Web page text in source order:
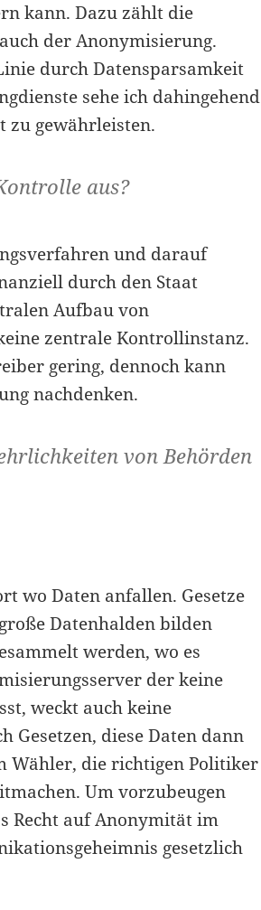
kann. Dazu zählt die
der Anonymisierung.
durch Datensparsamkeit
sehe ich dahingehend
zu gewährleisten.
aus?
und darauf
durch den Staat
Aufbau von
zentrale Kontrollinstanz.
gering, dennoch kann
nachdenken.
von Behörden
wo Daten anfallen. Gesetze
Datenhalden bilden
werden, wo es
der keine
weckt auch keine
Gesetzen, diese Daten dann
Wähler, die richtigen Politiker
Um vorzubeugen
Recht auf Anonymität im
gesetzlich